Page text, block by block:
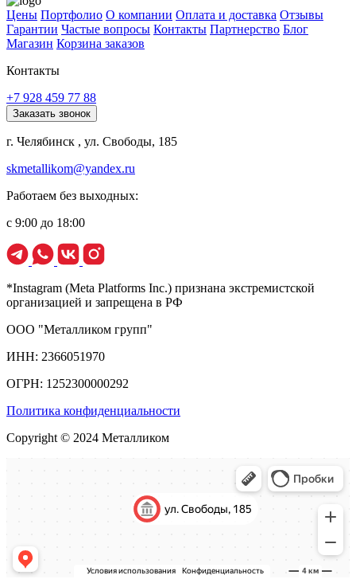
Цены Портфолио О компании Оплата и доставка Отзывы
Гарантии Частые вопросы Контакты Партнерство Блог
Магазин Корзина заказов
Контакты
+7 928 459 77 88
Заказать звонок
г. Челябинск , ул. Свободы, 185
skmetallikom@yandex.ru
Работаем без выходных:
с 9:00 до 18:00
*Instagram (Meta Platforms Inc.) признана экстремистской
организацией и запрещена в РФ
ООО "Металликом групп"
ИНН: 2366051970
ОГРН: 1252300000292
Политика конфиденциальности
Copyright © 2024 Металликом